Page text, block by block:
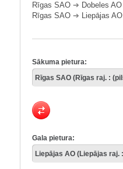
Rīgas SAO ➔ Dobeles AO
Rīgas SAO ➔ Liepājas AO
Sākuma pietura:
Gala pietura: